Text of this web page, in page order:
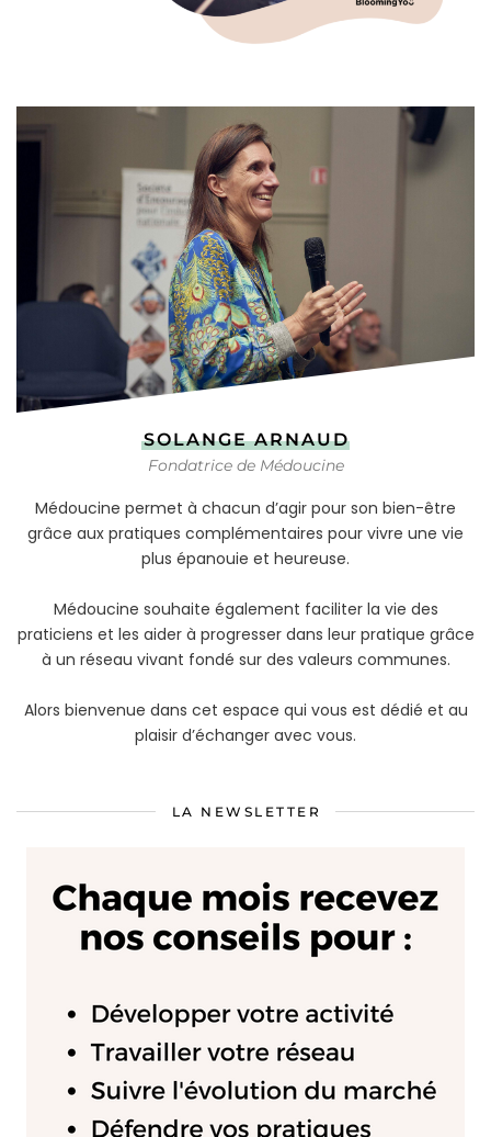
SOLANGE ARNAUD
Fondatrice de Médoucine
Médoucine permet à chacun d’agir pour son bien-être
grâce aux pratiques complémentaires pour vivre une vie
plus épanouie et heureuse.
Médoucine souhaite également faciliter la vie des
praticiens et les aider à progresser dans leur pratique grâce
à un réseau vivant fondé sur des valeurs communes.
Alors bienvenue dans cet espace qui vous est dédié et au
plaisir d’échanger avec vous.
LA NEWSLETTER